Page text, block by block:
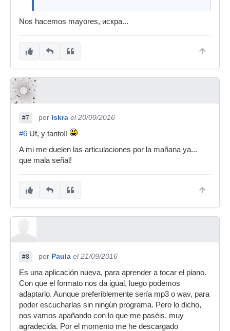
Nos hacemos mayores, искра...
#7 por Iskra el 20/09/2016
#6 Uf, y tanto!!
A mi me duelen las articulaciones por la mañana ya...
que mala señal!
#8 por Paula el 21/09/2016
Es una aplicación nueva, para aprender a tocar el piano.
Con que el formato nos da igual, luego podemos
adaptarlo. Aunque preferiblemente sería mp3 o wav, para
poder escucharlas sin ningún programa. Pero lo dicho,
nos vamos apañando con lo que me paséis, muy
agradecida. Por el momento me he descargado